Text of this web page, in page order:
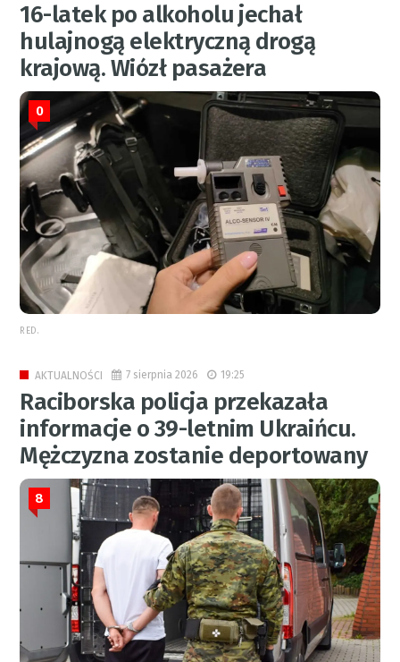
16-latek po alkoholu jechał
hulajnogą elektryczną drogą
krajową. Wiózł pasażera
0
RED.
AKTUALNOŚCI 7 sierpnia 2026 19:25
Raciborska policja przekazała
informacje o 39-letnim Ukraińcu.
Mężczyzna zostanie deportowany
8